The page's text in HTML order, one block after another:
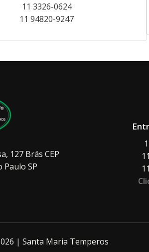
11 3326-0624
11 94820-9247
127 Brás CEP
Paulo SP
| Santa Maria Temperos